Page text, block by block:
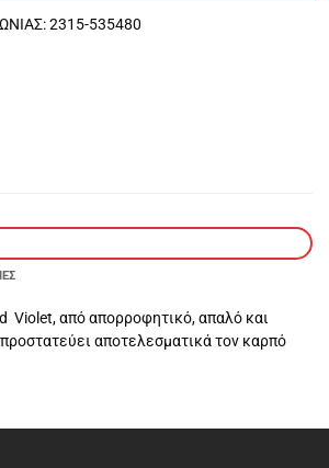
2315-535480
Violet, από απορροφητικό, απαλό και
αποτελεσματικά τον καρπό